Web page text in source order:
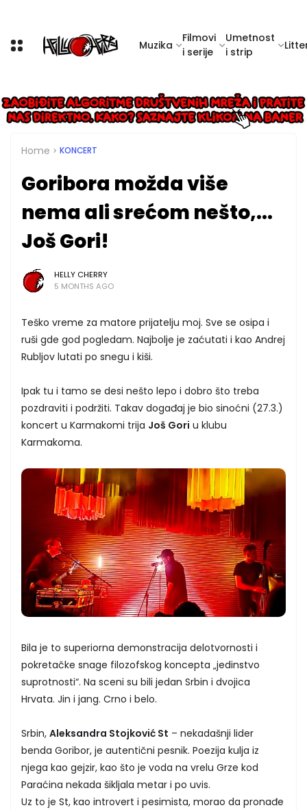
Muzika
Filmovi
i serije
Umetnost
i strip
Home KONCERT
Goribora možda više
nema ali srećom nešto,...
Još Gori!
HELLY CHERRY
5 MONTHS AGO
Teško vreme za matore prijatelju moj. Sve se osipa i
ruši gde god pogledam. Najbolje je zaćutati i kao Andrej
Rubljov lutati po snegu i kiši.
Ipak tu i tamo se desi nešto lepo i dobro što treba
pozdraviti i podržiti. Takav događaj je bio sinoćni (27.3.)
koncert u Karmakomi trija Još Gori u klubu
Karmakoma.
Bila je to superiorna demonstracija delotvornosti i
pokretačke snage filozofskog koncepta „jedinstvo
suprotnosti“. Na sceni su bili jedan Srbin i dvojica
Hrvata. Jin i jang. Crno i belo.
Srbin, Aleksandra Stojković St – nekadašnji lider
benda Goribor, je autentični pesnik. Poezija kulja iz
njega kao gejzir, kao što je voda na vrelu Grze kod
Paraćina nekada šikljala metar i po uvis.
Uz to je St, kao introvert i pesimista, morao da pronađe